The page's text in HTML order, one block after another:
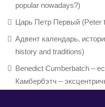
popular nowadays?)
Царь Петр Первый (Peter
Адвент календарь,
history and traditions)
Benedict Cumberbatch –
Камбербэтч –